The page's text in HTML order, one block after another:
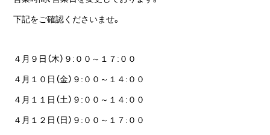
下記をご確認くださいませ。
４月９日（木）９:００～１７:００
４月１０日（金）９:００～１４:００
４月１１日（土）９:００～１４:００
４月１２日（日）９:００～１７:００